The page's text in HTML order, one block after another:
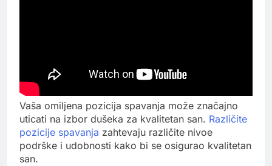
Vaša omiljena pozicija spavanja može značajno
uticati na izbor dušeka za kvalitetan san. Različite
pozicije spavanja zahtevaju različite nivoe
podrške i udobnosti kako bi se osigurao kvalitetan
san.